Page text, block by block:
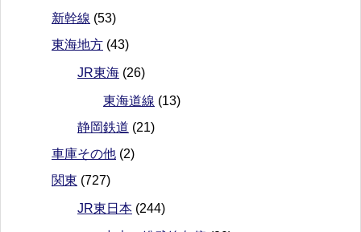
新幹線 (53)
東海地方 (43)
JR東海 (26)
東海道線 (13)
静岡鉄道 (21)
車庫その他 (2)
関東 (727)
JR東日本 (244)